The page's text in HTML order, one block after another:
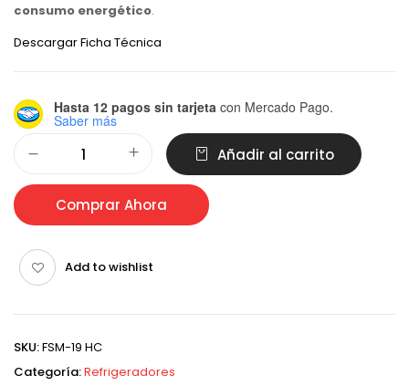
consumo energético.
Descargar Ficha Técnica
Hasta 12 pagos sin tarjeta con Mercado Pago.
Saber más
Añadir al carrito
Comprar Ahora
Add to wishlist
SKU:FSM-19 HC
Categoría:Refrigeradores